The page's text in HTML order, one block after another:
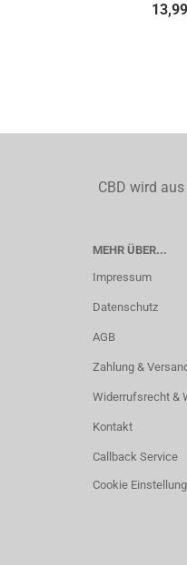
CBD wird
MEHR ÜBER...
Impressum
Datenschutz
AGB
Zahlung & Versand
Widerrufsrecht &
Kontakt
Callback Service
Cookie